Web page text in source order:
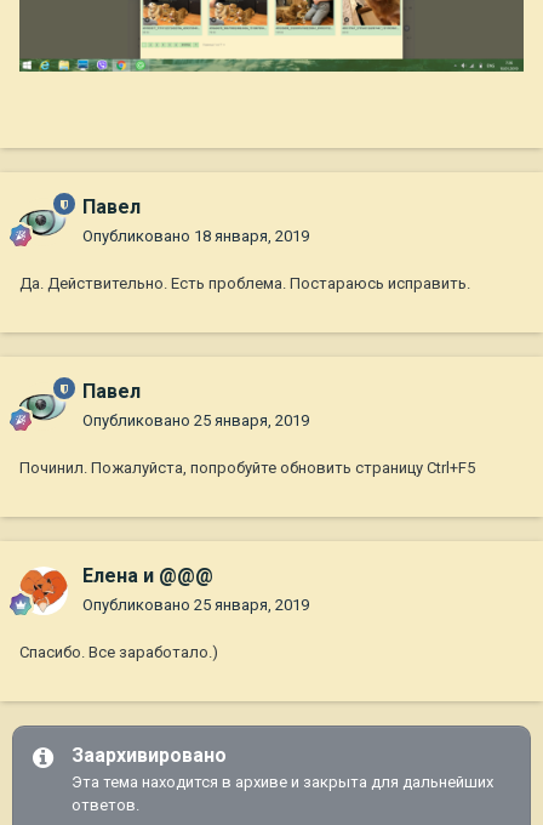
Павел
Опубликовано 18 января, 2019
Да. Действительно. Есть проблема. Постараюсь исправить.
Павел
Опубликовано 25 января, 2019
Починил. Пожалуйста, попробуйте обновить страницу Ctrl+F5
Елена и @@@
Опубликовано 25 января, 2019
Спасибо. Все заработало.)
Заархивировано
Эта тема находится в архиве и закрыта для дальнейших
ответов.